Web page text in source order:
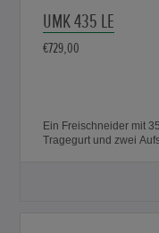
UMK 435 LE
€729,00
Ein Freischneider mit
Tragegurt und zwei